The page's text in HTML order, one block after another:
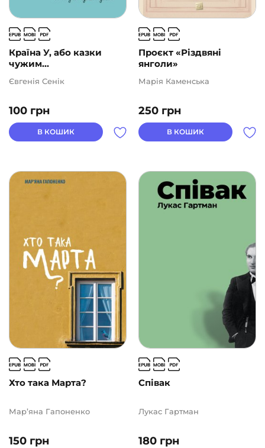
Країна У, або казки
чужим...
100 грн
Євгенія Сенік
В КОШИК
Проєкт «Різдвяні
янголи»
250 грн
Марія Каменська
В КОШИК
Хто така Марта?
150 грн
Мар’яна Гапоненко
Співак
180 грн
Лукас Гартман